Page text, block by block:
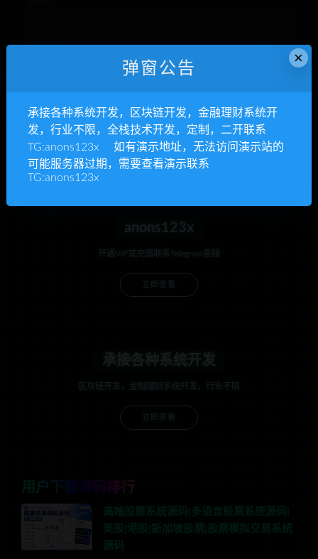
anons123x
开通VIP或充值联系Telegram客服
立即查看
承接各种系统开发
区块链开发，金融理财系统开发，行业不限
立即查看
用户下载源码排行
高端股票系统源码|多语言股票系统源码|
美股|港股|新加坡股票|股票模拟交易系统
源码
×
弹窗公告
承接各种系统开发，区块链开发，金融理财系统开
发，行业不限，全栈技术开发，定制，二开联系
TG:anons123x 如有演示地址，无法访问演示站的
可能服务器过期，需要查看演示联系
TG:anons123x